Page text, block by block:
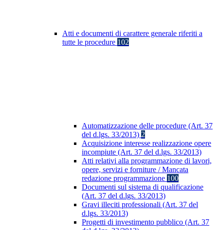
Atti e documenti di carattere generale riferiti a
tutte le procedure 102
Automatizzazione delle procedure (Art. 37
del d.lgs. 33/2013) 2
Acquisizione interesse realizzazione opere
incompiute (Art. 37 del d.lgs. 33/2013)
Atti relativi alla programmazione di lavori,
opere, servizi e forniture / Mancata
redazione programmazione 100
Documenti sul sistema di qualificazione
(Art. 37 del d.lgs. 33/2013)
Gravi illeciti professionali (Art. 37 del
d.lgs. 33/2013)
Progetti di investimento pubblico (Art. 37